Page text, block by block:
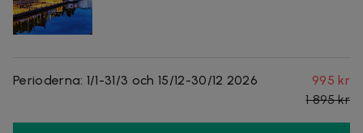
Perioderna: 1/1-31/3 och 15/12-30/12 2026
995 kr
1 895 kr